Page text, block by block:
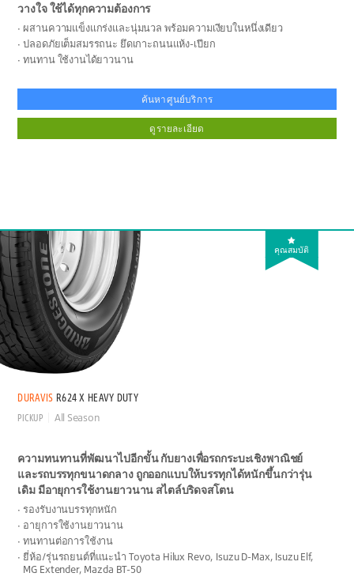
วางใจ ใช้ได้ทุกความต้องการ
ผสานความแข็งแกร่งและนุ่มนวล พร้อมความเงียบในหนึ่งเดียว
ปลอดภัยเต็มสมรรถนะ ยึดเกาะถนนแห้ง-เปียก
ทนทาน ใช้งานได้ยาวนาน
ค้นหาศูนย์บริการ
ดูรายละเอียด
คุณสมบัติ
DURAVIS R624 X HEAVY DUTY
PICKUP All Season
ความทนทานที่พัฒนาไปอีกขั้น กับยางเพื่อรถกระบะเชิงพาณิชย์
และรถบรรทุกขนาดกลาง ถูกออกแบบให้บรรทุกได้หนักขึ้นกว่ารุ่น
เดิม มีอายุการใช้งานยาวนาน สไตล์บริดจสโตน
รองรับงานบรรทุกหนัก
อายุการใช้งานยาวนาน
ทนทานต่อการใช้งาน
ยี่ห้อ/รุ่นรถยนต์ที่แนะนำ Toyota Hilux Revo, Isuzu D-Max, Isuzu Elf,
MG Extender, Mazda BT-50